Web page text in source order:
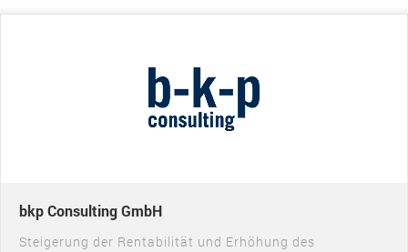
bkp Consulting GmbH
Steigerung der Rentabilität und Erhöhung des